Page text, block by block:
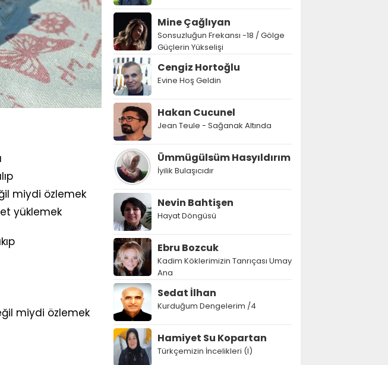
miydi özlemek
yüklemek
miydi özlemek
Mine Çağlıyan
Sonsuzluğun Frekansı -18 / Gölge
Güçlerin Yükselişi
Cengiz Hortoğlu
Evine Hoş Geldin
Hakan Cucunel
Jean Teule - Sağanak Altında
Ümmügülsüm Hasyıldırım
İyilik Bulaşıcıdır
Nevin Bahtişen
Hayat Döngüsü
Ebru Bozcuk
Kadim Köklerimizin Tanrıçası Umay
Ana
Sedat İlhan
Kurduğum Dengelerim /4
Hamiyet Su Kopartan
Türkçemizin İncelikleri (I)